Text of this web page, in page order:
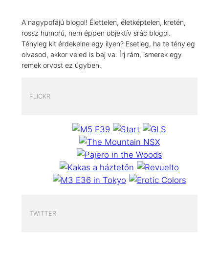
A nagypofájú blogol! Élettelen, életképtelen, kretén,
rossz humorú, nem éppen objektív srác blogol.
Tényleg kit érdekelne egy ilyen? Esetleg, ha te tényleg
olvasod, akkor veled is baj va. Írj rám, ismerek egy
remek orvost ez ügyben.
FLICKR
TWITTER